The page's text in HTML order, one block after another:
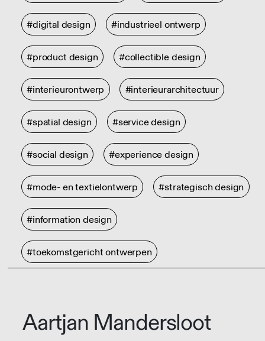
#digital design #industrieel ontwerp
#product design #collectible design
#interieurontwerp #interieurarchitectuur
#spatial design #service design
#social design #experience design
#mode- en textielontwerp #strategisch design
#information design
#toekomstgericht ontwerpen
Aartjan Mandersloot